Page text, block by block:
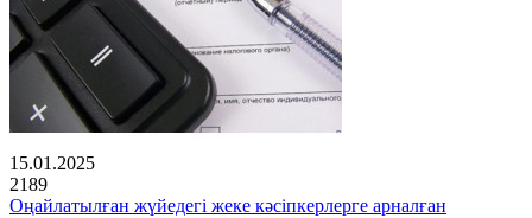
15.01.2025
2189
Оңайлатылған жүйедегі жеке кәсіпкерлерге арналған